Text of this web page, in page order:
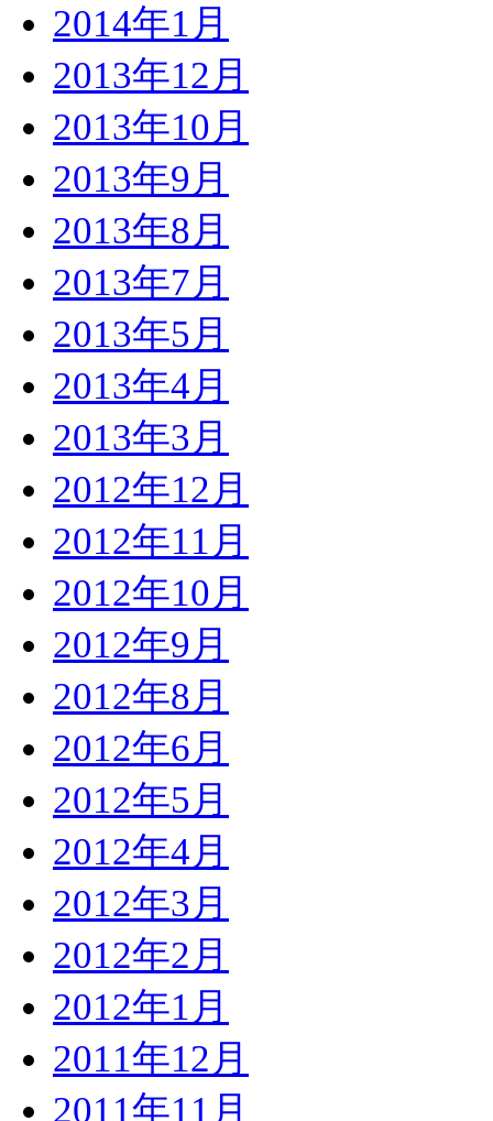
2014年1月
2013年12月
2013年10月
2013年9月
2013年8月
2013年7月
2013年5月
2013年4月
2013年3月
2012年12月
2012年11月
2012年10月
2012年9月
2012年8月
2012年6月
2012年5月
2012年4月
2012年3月
2012年2月
2012年1月
2011年12月
2011年11月